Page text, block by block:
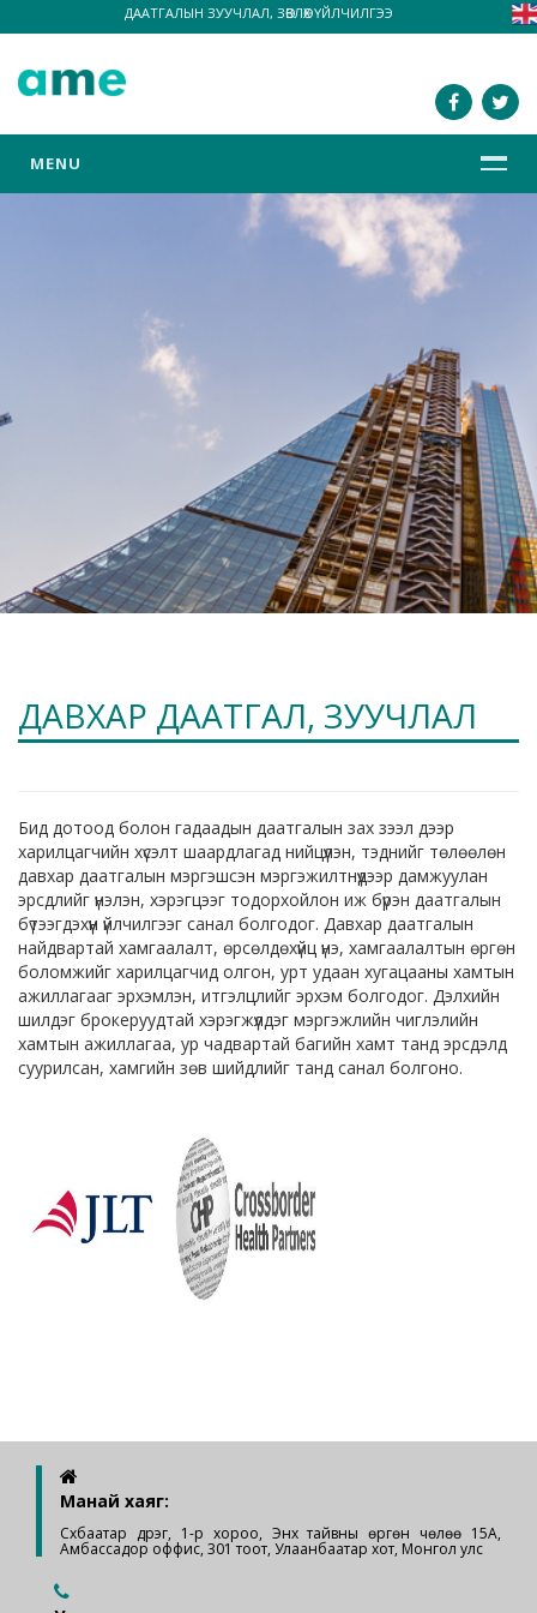
ДААТГАЛЫН ЗУУЧЛАЛ, ЗӨВЛӨХ ҮЙЛЧИЛГЭЭ
MENU
ДАВХАР ДААТГАЛ, ЗУУЧЛАЛ
Бид дотоод болон гадаадын даатгалын зах зээл дээр
харилцагчийн хүсэлт шаардлагад нийцүүлэн, тэднийг төлөөлөн
давхар даатгалын мэргэшсэн мэргэжилтнүүдээр дамжуулан
эрсдлийг үнэлэн, хэрэгцээг тодорхойлон иж бүрэн даатгалын
бүтээгдэхүүн үйлчилгээг санал болгодог. Давхар даатгалын
найдвартай хамгаалалт, өрсөлдөхүйц үнэ, хамгаалалтын өргөн
боломжийг харилцагчид олгон, урт удаан хугацааны хамтын
ажиллагааг эрхэмлэн, итгэлцлийг эрхэм болгодог. Дэлхийн
шилдэг брокеруудтай хэрэгжүүлдэг мэргэжлийн чиглэлийн
хамтын ажиллагаа, ур чадвартай багийн хамт танд эрсдэлд
суурилсан, хамгийн зөв шийдлийг танд санал болгоно.
Манай хаяг:
Сүхбаатар дүүрэг, 1-р хороо, Энх тайвны өргөн чөлөө 15А,
Амбассадор оффис, 301 тоот, Улаанбаатар хот, Монгол улс